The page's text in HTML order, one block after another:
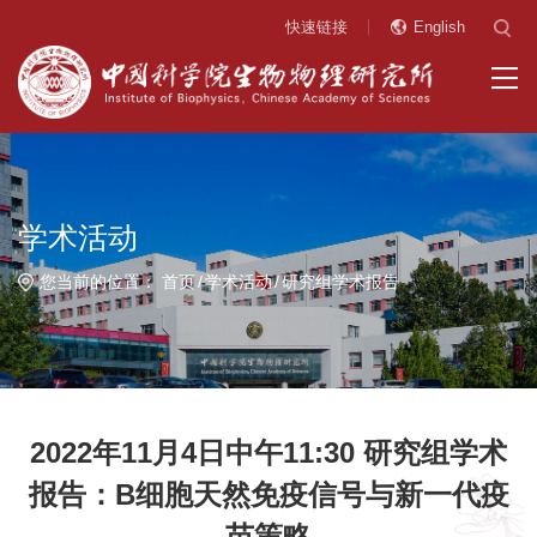
快速链接 English
学术活动
您当前的位置：首页 学术活动 研究组学术报告
2022年11月4日中午11:30 研究组学术
报告：B细胞天然免疫信号与新一代疫